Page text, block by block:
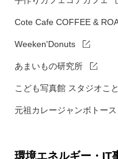
Cote Cafe COFFEE &
Weeken'Donuts
あまいもの研究所
こども写真館 スタジオこ
元祖カレージャンボトー
環境エネルギー・IT